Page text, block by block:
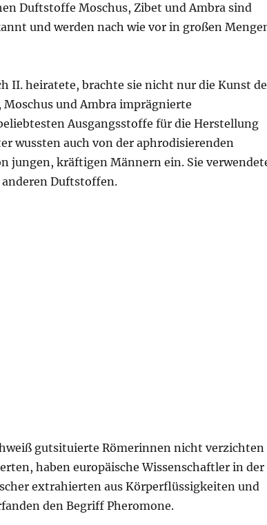
Duftstoffe Moschus, Zibet und Ambra sind
und werden nach wie vor in großen
II. heiratete, brachte sie nicht nur die Kunst
und Ambra imprägnierte
Ausgangsstoffe für die Herstellung
wussten auch von der aphrodisierenden
jungen, kräftigen Männern ein. Sie
Duftstoffen.
gutsituierte Römerinnen nicht verzichten
haben europäische Wissenschaftler in der
extrahierten aus Körperflüssigkeiten und
den Begriff Pheromone.